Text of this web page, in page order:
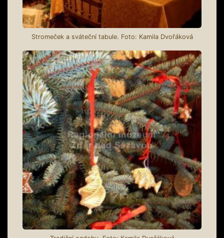
Stromeček a sváteční tabule. Foto: Kamila Dvořáková